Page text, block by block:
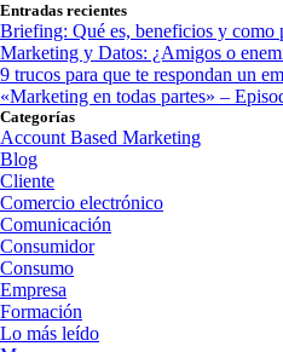
Entradas recientes
Briefing: Qué es, beneficios y como
Marketing y Datos: ¿Amigos o
9 trucos para que te respondan un
«Marketing en todas partes» –
Categorías
Account Based Marketing
Blog
Cliente
Comercio electrónico
Comunicación
Consumidor
Consumo
Empresa
Formación
Lo más leído